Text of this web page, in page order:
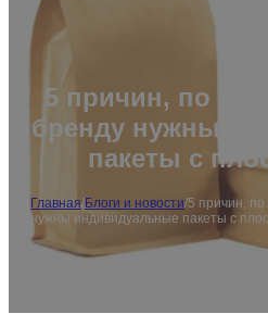
5 причин, по
бренду нужны
пакеты с
Главная/Блоги и новости/5 причин,
нужны индивидуальные пакеты с